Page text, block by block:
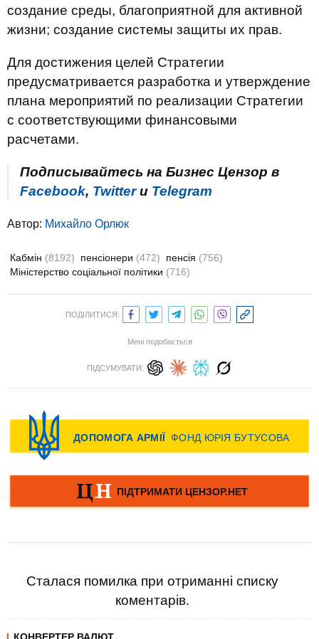
создание среды, благоприятной для активной
жизни; создание системы защиты их прав.
Для достижения целей Стратегии
предусматривается разработка и утверждение
плана мероприятий по реализации Стратегии
с соответствующими финансовыми
расчетами.
Подписывайтесь на Бизнес Цензор в
Facebook, Twitterи Telegram
Автор: Михайло Орлюк
Кабмін (8192) пенсіонери (472) пенсія (756)
Міністерство соціальної політики (716)
ПОДІЛИТИСЯ:
Мені подобається
ПІДСУМУВАТИ:
Сталася помилка при отриманні списку
коментарів.